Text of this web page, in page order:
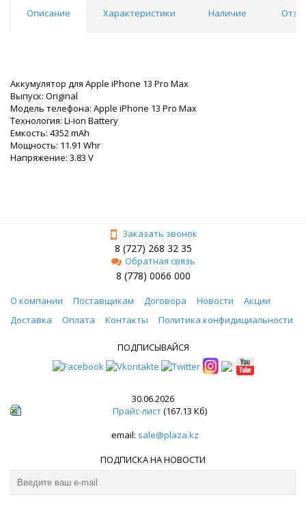
Описание Характеристики Наличие
Аккумулятор для Apple iPhone 13 Pro Max
Выпуск: Original
Модель телефона: Apple iPhone 13 Pro Max
Технология: Li-ion Battery
Емкость: 4352 mAh
Мощность: 11.91 Whr
Напряжение: 3.83 V
Заказать звонок
8 (727) 268 32 35
Обратная связь
8 (778) 0066 000
О компании Поставщикам Договора Новости
Акции
Доставка
Оплата Контакты Политика конфидициальности
ПОДПИСЫВАЙСЯ
30.06.2026
Прайс-лист(167.13 Кб)
email: sale@plaza.kz
ПОДПИСКА НА НОВОСТИ